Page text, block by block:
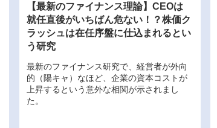
【最新のファイナンス理論】CEOは
就任直後がいちばん危ない！？株価ク
ラッシュは在任序盤に仕込まれるとい
う研究
最新のファイナンス研究で、経営者が外向
的（陽キャ）なほど、企業の資本コストが
上昇するという意外な相関が示されまし
た。